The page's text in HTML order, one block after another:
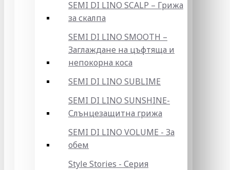
SEMI DI LINO SCALP – Грижа
за скалпа
SEMI DI LINO SMOOTH –
Заглаждане на цъфтяща и
непокорна коса
SEMI DI LINO SUBLIME
SEMI DI LINO SUNSHINE-
Слънцезащитна грижа
SEMI DI LINO VOLUME - За
обем
Style Stories - Серия